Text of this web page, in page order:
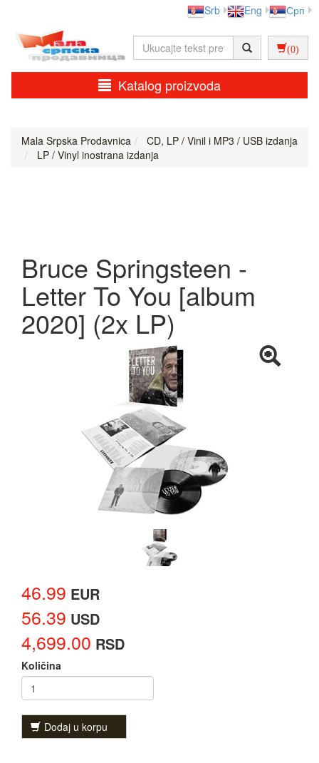
Srb Eng Срп
(0)
Katalog proizvoda
Mala Srpska Prodavnica
CD, LP / Vinil i MP3 / USB izdanja
LP / Vinyl inostrana izdanja
Bruce Springsteen -
Letter To You [album
2020] (2x LP)
46.99 EUR
56.39 USD
4,699.00 RSD
Količina
Dodaj u korpu